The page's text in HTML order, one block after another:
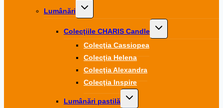
Lumânări
Toggle
Colecţiile CHARIS Candle
Toggle
Colecţia Cassiopea
Colecţia Helena
Colecţia Alexandra
Colecţia Inspire
Lumânări pastilă
Toggle